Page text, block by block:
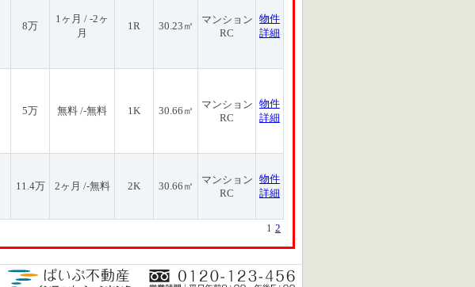
8万
1ヶ月 / -2ヶ
月
1R 30.23㎡
マンション
RC
物件
詳細
5万 無料 /-無料 1K 30.66㎡
マンション
RC
物件
詳細
11.4万 2ヶ月 /-無料 2K 30.66㎡
マンション
RC
物件
詳細
1 2